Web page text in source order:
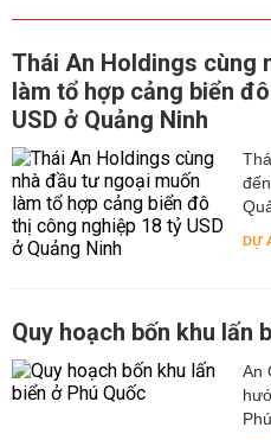
Thái An Holdings cùng
làm tổ hợp cảng biển
USD ở Quảng Ninh
DỰ
Quy hoạch bốn khu lấn
An